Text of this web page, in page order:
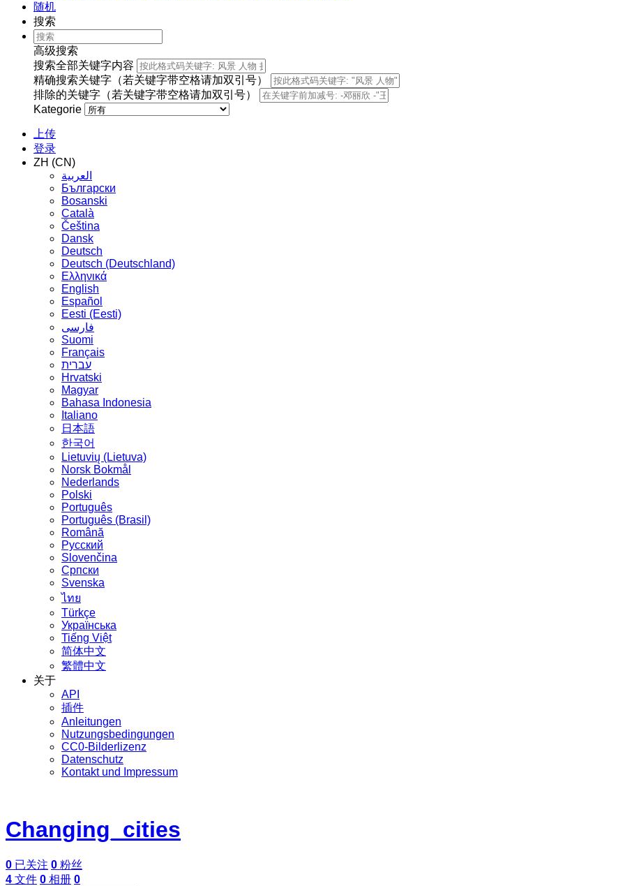
随机
搜索
高级搜索
搜索全部关键字内容
精确搜索关键字（若关键字带空格请加双引号）
排除的关键字（若关键字带空格请加双引号）
Kategorie
上传
登录
ZH (CN)
العربية
Български
Bosanski
Сatalà
Čeština
Dansk
Deutsch
Deutsch (Deutschland)
Ελληνικά
English
Español
Eesti (Eesti)
فارسی
Suomi
Français
עברית
Hrvatski
Magyar
Bahasa Indonesia
Italiano
日本語
한국어
Lietuvių (Lietuva)
‪Norsk Bokmål‬
Nederlands
Polski
Português
Português (Brasil)
Română
Русский
Slovenčina
Српски
Svenska
ไทย
Türkçe
Українська
Tiếng Việt
简体中文
繁體中文
关于
API
插件
Anleitungen
Nutzungsbedingungen
CC0-Bilderlizenz
Datenschutz
Kontakt und Impressum
Changing_cities
0 已关注 0 粉丝
4 文件 0 相册 0